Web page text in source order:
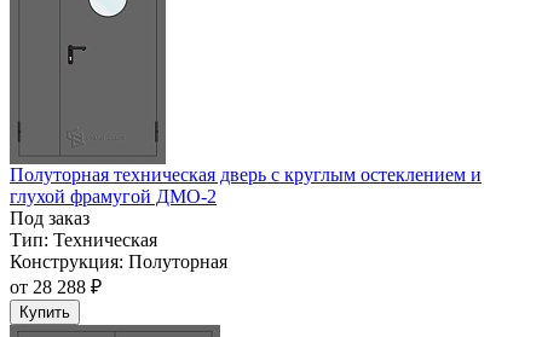
Полуторная техническая дверь с круглым остеклением и
глухой фрамугой ДМО-2
Под заказ
Тип: Техническая
Конструкция: Полуторная
от 28 288 ₽
Купить